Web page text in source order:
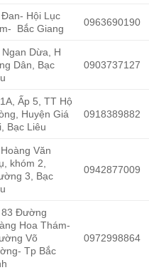
Đan- Hội Lục
Bắc Giang
0963690190
Dừa, H
Dân, Bạc
0903737127
Ấp 5, TT Hộ
Huyện Giá
Bạc Liêu
0918389882
Văn
khóm 2,
3, Bạc
0942877009
83 Đường
Hoa Thám-
Võ
Tp Bắc
0972998864